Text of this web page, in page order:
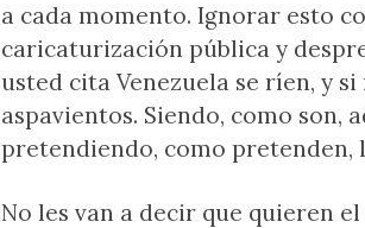
a cada momento. Ignorar esto
caricaturización pública y
usted cita Venezuela se ríen, y
aspavientos. Siendo, como son,
pretendiendo, como pretenden,
No les van a decir que quieren